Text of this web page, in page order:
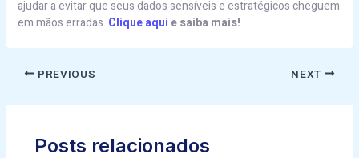
ajudar a evitar que seus dados sensíveis e estratégicos cheguem
em mãos erradas. Clique aqui e saiba mais!
PREVIOUS NEXT
Posts relacionados